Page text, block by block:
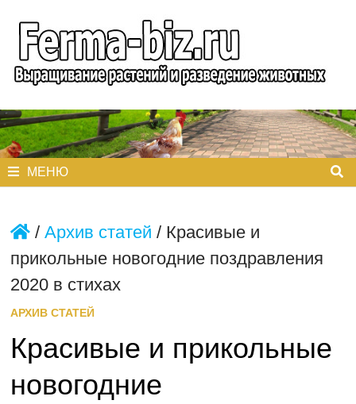
содержимому
МЕНЮ
/ Архив статей / Красивые и
прикольные новогодние поздравления
2020 в стихах
АРХИВ СТАТЕЙ
Красивые и прикольные
новогодние